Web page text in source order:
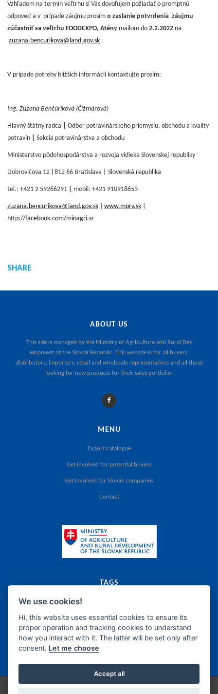
Vzhľadom na termín veľtrhu si Vás dovoľujem požiadať o promptnú
odpoveď a v prípade záujmu prosím o zaslanie potvrdenia záujmu
zúčastniť sa veľtrhu FOODEXPO, Atény mailom do 2.2.2022 na
zuzana.bencurikova@land.gov.sk .
V prípade potreby bližších informácii kontaktujte prosím:
Ing. Zuzana Benčúriková (Čižmárová)
Hlavný štátny radca
Odbor potravinárskeho priemyslu, obchodu a kvality
potravín
Sekcia potravinárstva a obchodu
Ministerstvo pôdohospodárstva a rozvoja vidieka Slovenskej republiky
Dobrovičova 12 812 66 Bratislava Slovenská republika
tel.: +421 2 59266291 mobil: +421 910918653
zuzana.bencurikova@land.gov.sk www.mprv.sk
http://facebook.com/minagri.sr
SHARE
ABOUT US
This site is managed by the Ministry of Agriculture and Rural Dev
elopment of the Slovak Republic. This website is for all buyers,
distributors, importers, retail and wholesale representatives and all those
looking for new products for their sales portfolio.
MENU
Export catalogue
Get involved for potential buyers
Get involved for Slovak companies
Contact
TAGS
export catalogue agriculture
canned food food supplements frozen products oils fats
sugar honey confectionery wine beer spirits
non-alcoholic beverages fish products delicatessen semi-manufacture
We use cookies!
Hi, this website uses essential cookies to ensure its
proper operation and tracking cookies to understand
how you interact with it. The latter will be set only after
consent. Let me choose
Accept all